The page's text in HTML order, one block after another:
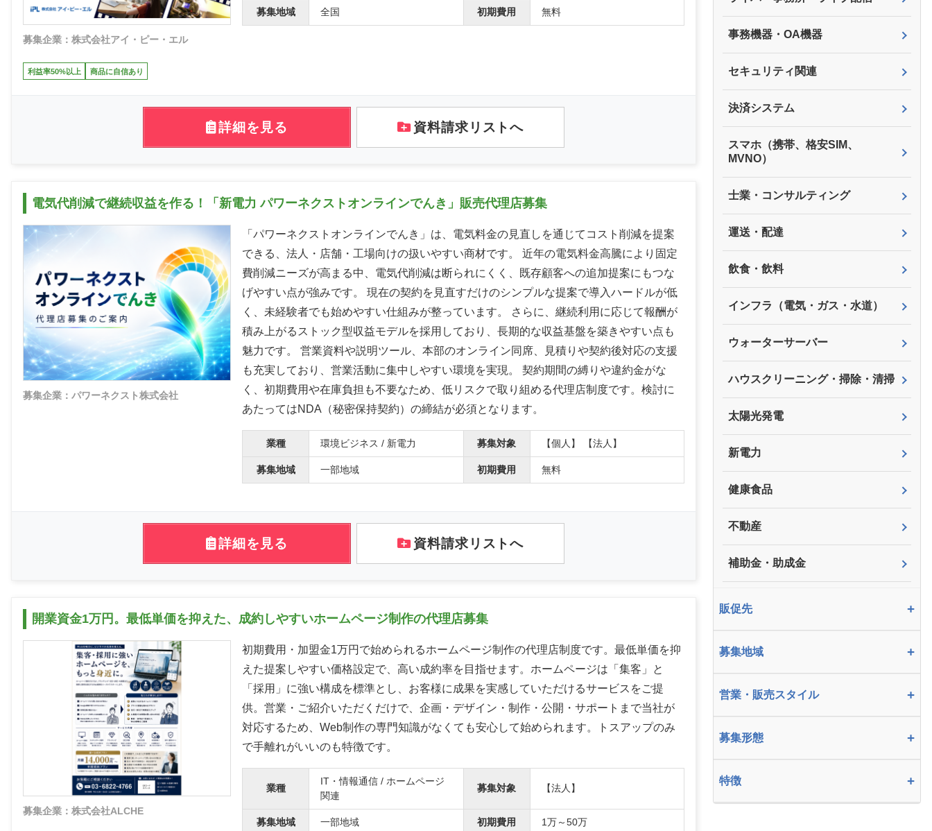
募集企業：株式会社アイ・ピー・エル
募集地域 全国 初期費用 無料
利益率50%以上 商品に自信あり
詳細を見る 資料請求リストへ
電気代削減で継続収益を作る！「新電力 パワーネクストオンラインでんき」販売代理店募集
募集企業：パワーネクスト株式会社
「パワーネクストオンラインでんき」は、電気料金の見直しを通じてコスト削減を提案
できる、法人・店舗・工場向けの扱いやすい商材です。 近年の電気料金高騰により固定
費削減ニーズが高まる中、電気代削減は断られにくく、既存顧客への追加提案にもつな
げやすい点が強みです。 現在の契約を見直すだけのシンプルな提案で導入ハードルが低
く、未経験者でも始めやすい仕組みが整っています。 さらに、継続利用に応じて報酬が
積み上がるストック型収益モデルを採用しており、長期的な収益基盤を築きやすい点も
魅力です。 営業資料や説明ツール、本部のオンライン同席、見積りや契約後対応の支援
も充実しており、営業活動に集中しやすい環境を実現。 契約期間の縛りや違約金がな
く、初期費用や在庫負担も不要なため、低リスクで取り組める代理店制度です。検討に
あたってはNDA（秘密保持契約）の締結が必須となります。
業種 環境ビジネス / 新電力 募集対象 【個人】 【法人】
募集地域 一部地域 初期費用 無料
詳細を見る 資料請求リストへ
開業資金1万円。最低単価を抑えた、成約しやすいホームページ制作の代理店募集
募集企業：株式会社ALCHE
初期費用・加盟金1万円で始められるホームページ制作の代理店制度です。最低単価を抑
えた提案しやすい価格設定で、高い成約率を目指せます。ホームページは「集客」と
「採用」に強い構成を標準とし、お客様に成果を実感していただけるサービスをご提
供。営業・ご紹介いただくだけで、企画・デザイン・制作・公開・サポートまで当社が
対応するため、Web制作の専門知識がなくても安心して始められます。トスアップのみ
で手離れがいいのも特徴です。
業種
IT・情報通信 / ホームページ
関連
募集対象 【法人】
募集地域 一部地域 初期費用 1万～50万
事務機器・OA機器
セキュリティ関連
決済システム
スマホ（携帯、格安SIM、
MVNO）
士業・コンサルティング
運送・配達
飲食・飲料
インフラ（電気・ガス・水道）
ウォーターサーバー
ハウスクリーニング・掃除・清掃
太陽光発電
新電力
健康食品
不動産
補助金・助成金
販促先 +
募集地域 +
営業・販売スタイル +
募集形態 +
特徴 +